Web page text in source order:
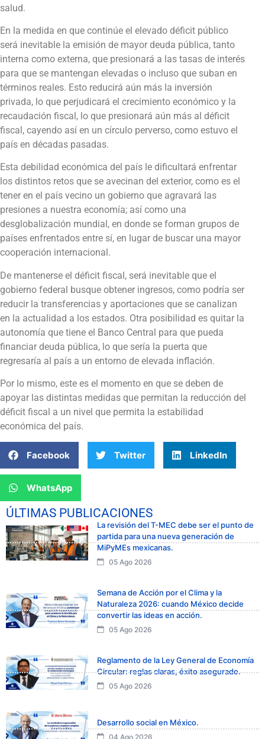
salud.
En la medida en que continúe el elevado déficit público
será inevitable la emisión de mayor deuda pública, tanto
interna como externa, que presionará a las tasas de interés
para que se mantengan elevadas o incluso que suban en
términos reales. Esto reducirá aún más la inversión
privada, lo que perjudicará el crecimiento económico y la
recaudación fiscal, lo que presionará aún más al déficit
fiscal, cayendo así en un círculo perverso, como estuvo el
país en décadas pasadas.
Esta debilidad económica del país le dificultará enfrentar
los distintos retos que se avecinan del exterior, como es el
tener en el país vecino un gobierno que agravará las
presiones a nuestra economía; así como una
desglobalización mundial, en donde se forman grupos de
países enfrentados entre sí, en lugar de buscar una mayor
cooperación internacional.
De mantenerse el déficit fiscal, será inevitable que el
gobierno federal busque obtener ingresos, como podría ser
reducir la transferencias y aportaciones que se canalizan
en la actualidad a los estados. Otra posibilidad es quitar la
autonomía que tiene el Banco Central para que pueda
financiar deuda pública, lo que sería la puerta que
regresaría al país a un entorno de elevada inflación.
Por lo mismo, este es el momento en que se deben de
apoyar las distintas medidas que permitan la reducción del
déficit fiscal a un nivel que permita la estabilidad
económica del país.
Facebook Twitter LinkedIn
WhatsApp
ÚLTIMAS PUBLICACIONES
La revisión del T-MEC debe ser el punto de
partida para una nueva generación de
MiPyMEs mexicanas.
05 Ago 2026
Semana de Acción por el Clima y la
Naturaleza 2026: cuando México decide
convertir las ideas en acción.
05 Ago 2026
Reglamento de la Ley General de Economía
Circular: reglas claras, éxito asegurado.
05 Ago 2026
Desarrollo social en México.
04 Ago 2026